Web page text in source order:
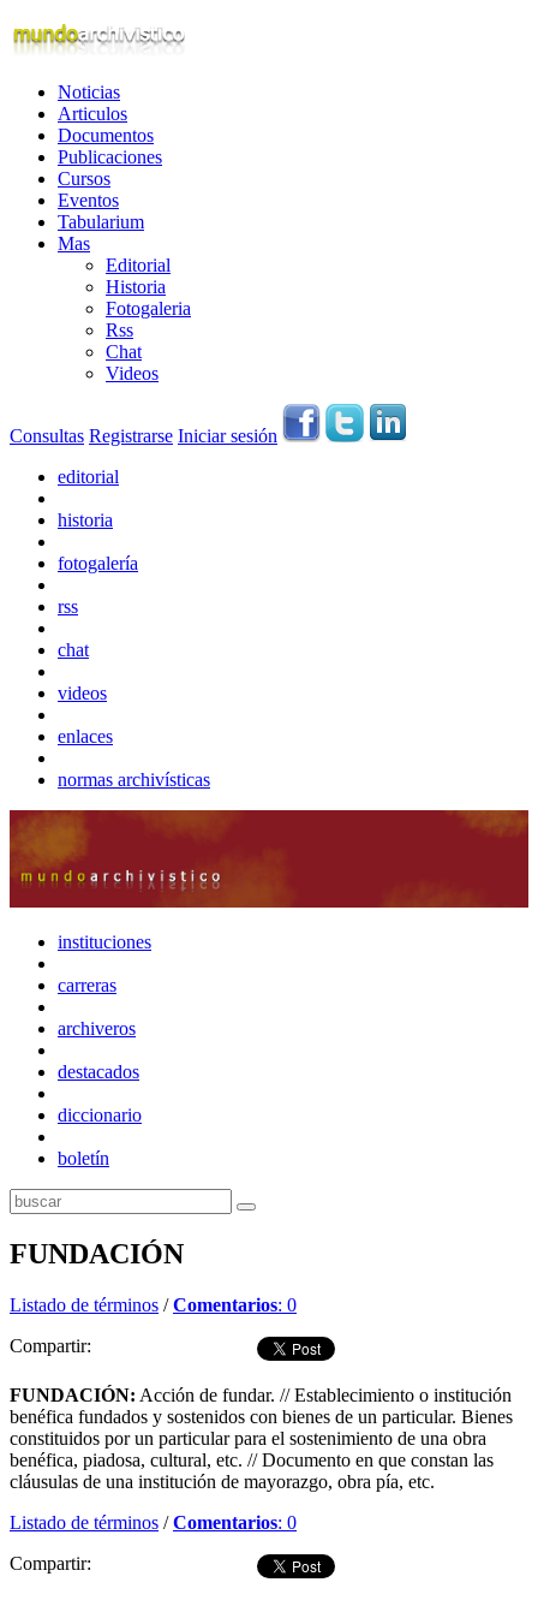
Noticias
Articulos
Documentos
Publicaciones
Cursos
Eventos
Tabularium
Mas
Editorial
Historia
Fotogaleria
Rss
Chat
Videos
Consultas Registrarse Iniciar sesión
editorial
historia
fotogalería
rss
chat
videos
enlaces
normas archivísticas
instituciones
carreras
archiveros
destacados
diccionario
boletín
FUNDACIÓN
Listado de términos /Comentarios: 0
Compartir:
FUNDACIÓN: Acción de fundar. // Establecimiento o institución
benéfica fundados y sostenidos con bienes de un particular. Bienes
constituidos por un particular para el sostenimiento de una obra
benéfica, piadosa, cultural, etc. // Documento en que constan las
cláusulas de una institución de mayorazgo, obra pía, etc.
Listado de términos /Comentarios: 0
Compartir: